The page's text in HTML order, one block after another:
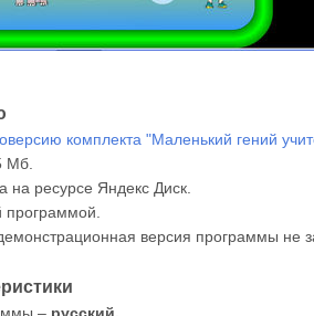
комплекта "Маленький гений
Мб.
ресурсе Яндекс Диск.
программой.
версия программы не